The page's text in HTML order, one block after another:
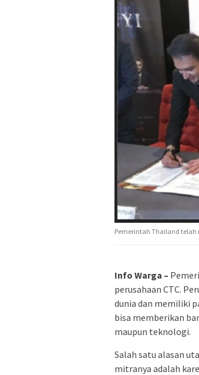
Pemerintah Thailand telah
Info Warga –
perusahaan CTC.
dunia dan memiliki
bisa memberikan
maupun teknologi.
Salah satu alasan
mitranya adalah